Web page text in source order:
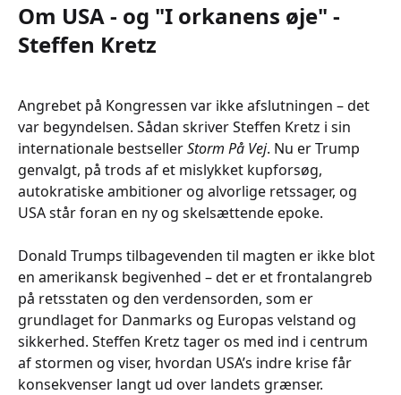
Om USA - og "I orkanens øje" -
Steffen Kretz
Angrebet på Kongressen var ikke afslutningen – det
var begyndelsen. Sådan skriver Steffen Kretz i sin
internationale bestsellerStorm På Vej. Nu er Trump
genvalgt, på trods af et mislykket kupforsøg,
autokratiske ambitioner og alvorlige retssager, og
USA står foran en ny og skelsættende epoke.
Donald Trumps tilbagevenden til magten er ikke blot
en amerikansk begivenhed – det er et frontalangreb
på retsstaten og den verdensorden, som er
grundlaget for Danmarks og Europas velstand og
sikkerhed. Steffen Kretz tager os med ind i centrum
af stormen og viser, hvordan USA’s indre krise får
konsekvenser langt ud over landets grænser.